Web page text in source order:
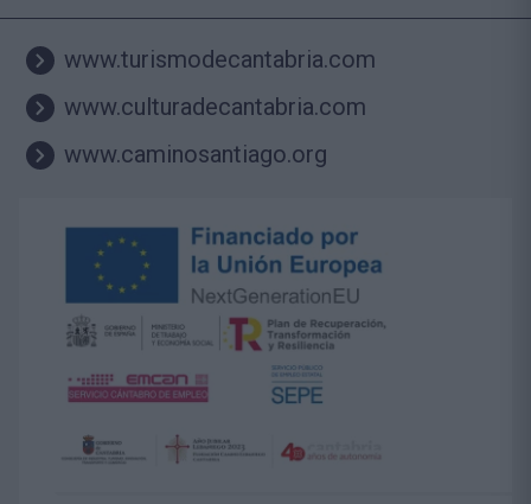
www.turismodecantabria.com
www.culturadecantabria.com
www.caminosantiago.org